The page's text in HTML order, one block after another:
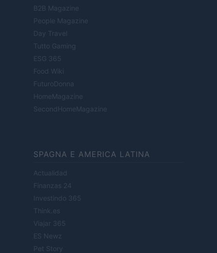
B2B Magazine
People Magazine
Day Travel
Tutto Gaming
ESG 365
Food Wiki
FuturoDonna
HomeMagazine
SecondHomeMagazine
SPAGNA E AMERICA LATINA
Actualidad
Finanzas 24
Investindo 365
Think.es
Viajar 365
ES Newz
Pet Story